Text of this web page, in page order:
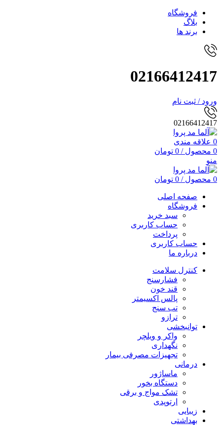
فروشگاه
بلاگ
برند ها
02166412417
ورود / ثبت نام
02166412417
0 علاقه مندی
0 محصول /
0 تومان
منو
0 محصول /
0 تومان
صفحه اصلی
فروشگاه
سبد خرید
حساب کاربری
پرداخت
حساب کاربری
درباره ما
کنترل سلامت
فشارسنج
قند خون
پالس اکسیمتر
تب سنج
ترازو
توانبخشی
واکر و ویلچر
نگهداری
تجهیزات مصرفی بیمار
درمانی
ماساژور
دستگاه بخور
تشک مواج و برقی
ارتوپدی
زیبایی
بهداشتی